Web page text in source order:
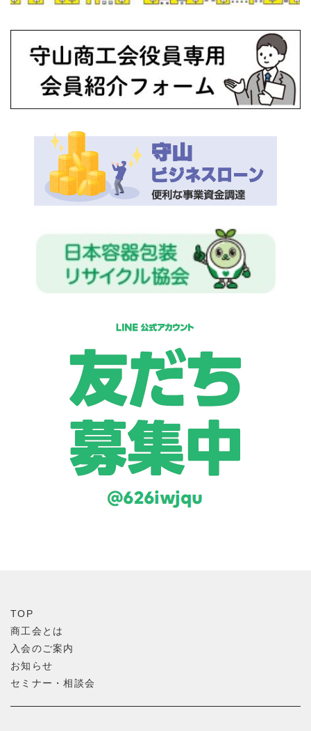
TOP
商工会とは
入会のご案内
お知らせ
セミナー・相談会